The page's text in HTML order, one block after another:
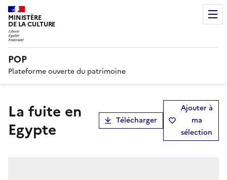
MINISTÈRE
DE LA CULTURE
POP
Plateforme ouverte du patrimoine
La fuite en
Egypte
Télécharger
Ajouter à
ma
sélection